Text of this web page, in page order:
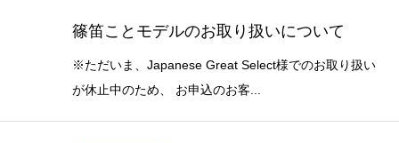
篠笛ことモデルのお取り扱いについて
※ただいま、Japanese Great Select様でのお取り扱い
が休止中のため、 お申込のお客...